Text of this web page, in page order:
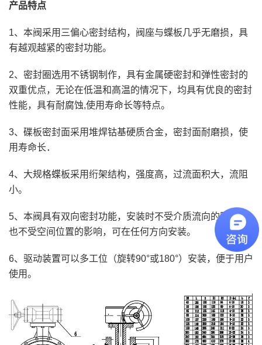
产品特点
1、本阀采用三偏心密封结构，阀座与蝶板几乎无磨损，具
有越观越紧的密封功能。
2、密封圈选用不锈钢制作，具有金属硬密封和弹性密封的
双重优点，无论在低温和高温的情况下，均具有优良的密封
性能，具有耐腐蚀,使用寿命长等特点。
3、碟板密封面采用堆焊钴基硬质合金，密封面耐磨损，使
用寿命长．
4、大规格蝶板采用绗架结构，强度高，过流面积大，流阻
小。
5、本阀具有双向密封功能，安装时不受介质流向的限制，
也不受空间位置的影响，可在任何方向安装。
6、驱动装置可以多工位（旋转90°或180°）安装，便于用户
使用。